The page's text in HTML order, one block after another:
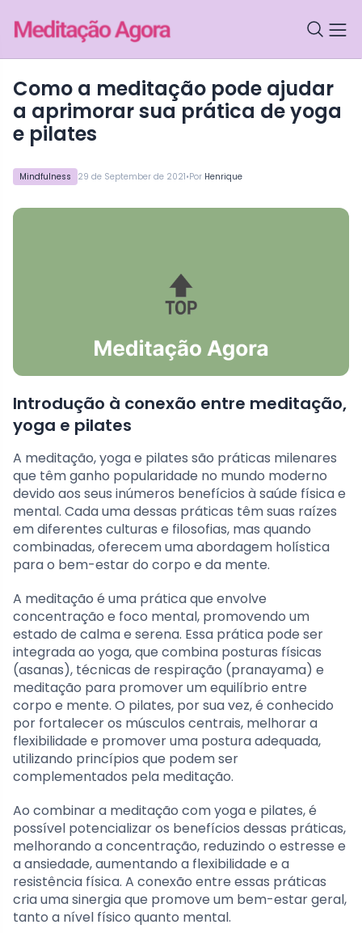
Mindfulness 29 de September de 2021•Por Henrique
Como a meditação pode ajudar
a aprimorar sua prática de yoga
e pilates
Introdução à conexão entre meditação,
yoga e pilates
A meditação, yoga e pilates são práticas milenares
que têm ganho popularidade no mundo moderno
devido aos seus inúmeros benefícios à saúde física e
mental. Cada uma dessas práticas têm suas raízes
em diferentes culturas e filosofias, mas quando
combinadas, oferecem uma abordagem holística
para o bem-estar do corpo e da mente.
A meditação é uma prática que envolve
concentração e foco mental, promovendo um
estado de calma e serena. Essa prática pode ser
integrada ao yoga, que combina posturas físicas
(asanas), técnicas de respiração (pranayama) e
meditação para promover um equilíbrio entre
corpo e mente. O pilates, por sua vez, é conhecido
por fortalecer os músculos centrais, melhorar a
flexibilidade e promover uma postura adequada,
utilizando princípios que podem ser
complementados pela meditação.
Ao combinar a meditação com yoga e pilates, é
possível potencializar os benefícios dessas práticas,
melhorando a concentração, reduzindo o estresse e
a ansiedade, aumentando a flexibilidade e a
resistência física. A conexão entre essas práticas
cria uma sinergia que promove um bem-estar geral,
tanto a nível físico quanto mental.